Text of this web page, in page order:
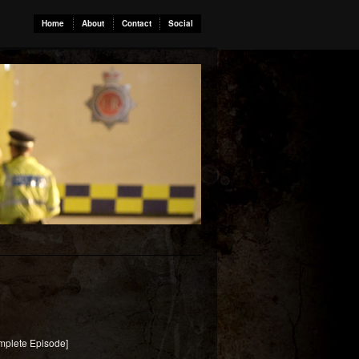
Home About Contact Social
Episode]